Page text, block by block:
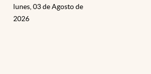
lunes, 03 de Agosto de
2026